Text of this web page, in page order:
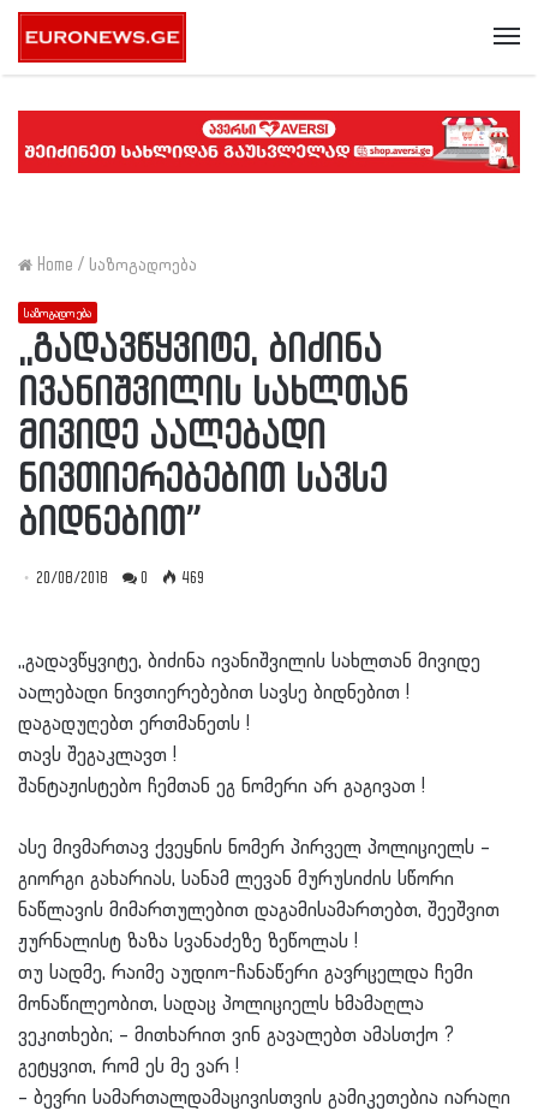
Home / საზოგადოება
საზოგადოება
,,გადავწყვიტე, ბიძინა
ივანიშვილის სახლთან
მივიდე აალებადი
ნივთიერებებით სავსე
ბიდნებით”
20/08/2018 0 469
,,გადავწყვიტე, ბიძინა ივანიშვილის სახლთან მივიდე
აალებადი ნივთიერებებით სავსე ბიდნებით !
დაგადუღებთ ერთმანეთს !
თავს შეგაკლავთ !
შანტაჟისტებო ჩემთან ეგ ნომერი არ გაგივათ !
ასე მივმართავ ქვეყნის ნომერ პირველ პოლიციელს –
გიორგი გახარიას, სანამ ლევან მურუსიძის სწორი
ნაწლავის მიმართულებით დაგამისამართებთ, შეეშვით
ჟურნალისტ ზაზა სვანაძეზე ზეწოლას !
თუ სადმე, რაიმე აუდიო-ჩანაწერი გავრცელდა ჩემი
მონაწილეობით, სადაც პოლიციელს ხმამაღლა
ვეკითხები; – მითხარით ვინ გავალებთ ამასთქო ?
გეტყვით, რომ ეს მე ვარ !
– ბევრი სამართალდამაცივისთვის გამიკეთებია იარაღი